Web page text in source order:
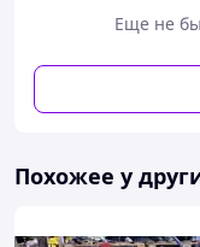
Еще не
Похожее у